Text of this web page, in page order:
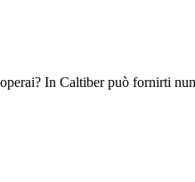
In Caltiber può fornirti